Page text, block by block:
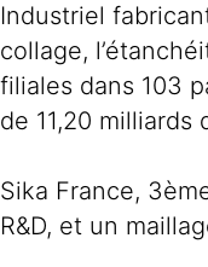
Industriel
collage,
filiales dans 103
de 11,20
Sika France,
R&D, et un